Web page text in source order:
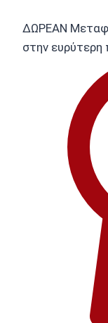
ΔΩΡΕΑΝ
στην ευρύτερη